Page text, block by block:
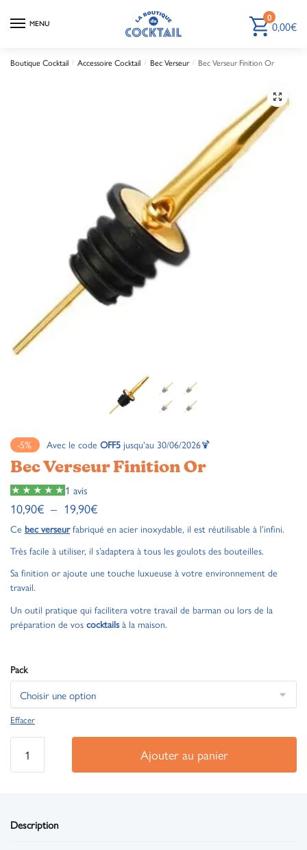
MENU 0
0,00€
Boutique Cocktail / Accessoire Cocktail / Bec Verseur / Bec Verseur Finition Or
🔍
-5% Avec le code OFF5 jusqu'au 30/06/2026🍹
Bec Verseur Finition Or
1 avis
10,90€ – 19,90€
Ce bec verseurfabriqué en acier inoxydable, il est réutilisable à l’infini.
Très facile à utiliser, il s’adaptera à tous les goulots des bouteilles.
Sa finition or ajoute une touche luxueuse à votre environnement de
travail.
Un outil pratique qui facilitera votre travail de barman ou lors de la
préparation de vos cocktails à la maison.
Pack
Effacer
Ajouter au panier
Description